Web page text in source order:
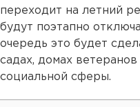
переходит на летний
будут поэтапно
очередь это будет
садах, домах
социальной сферы.